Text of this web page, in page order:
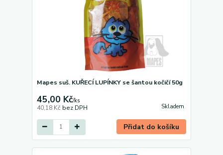
Mapes suš. KUŘECÍ LUPÍNKY se šantou kočičí 50g
45,00 Kč/ks
40,18 Kč bez DPH Skladem
Přidat do košíku